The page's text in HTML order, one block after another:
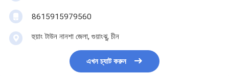
8615915979560
হুয়াং টাউন নানশা জেলা, গুয়াংঝু, চীন
এখন চ্যাট করুন